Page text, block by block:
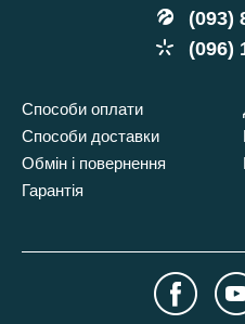
(093)
(096)
Способи оплати
Способи доставки
Обмін і повернення
Гарантія